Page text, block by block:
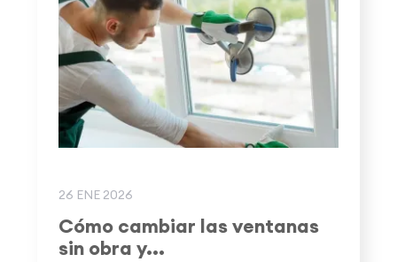
26 ENE 2026
Cómo cambiar las ventanas
sin obra y...